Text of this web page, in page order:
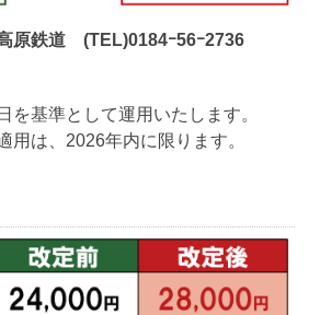
高原鉄道 (TEL)0184ｰ56ｰ2736
基準として運用いたします。
は、2026年内に限ります。